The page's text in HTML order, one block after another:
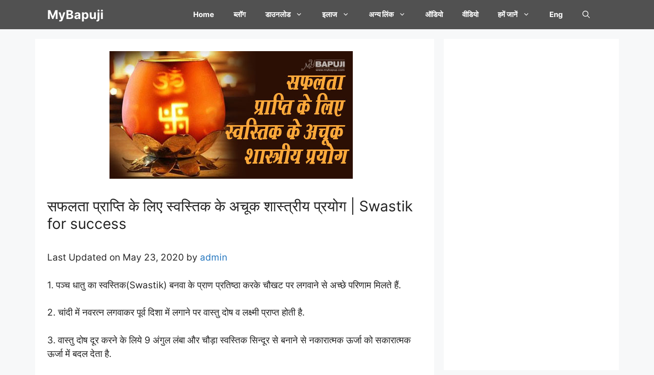
MyBapuji Home ब्लॉग डाउनलोड इलाज अन्य लिंक ऑडियो वीडियो हमें जानें Eng
सफलता प्राप्ति के लिए स्वस्तिक के अचूक शास्त्रीय प्रयोग | Swastik
for success
Last Updated on May 23, 2020 by admin
1. पञ्च धातु का स्वस्तिक(Swastik) बनवा के प्राण प्रतिष्ठा करके चौखट पर लगवाने से अच्छे परिणाम मिलते हैं.
2. चांदी में नवरत्न लगवाकर पूर्व दिशा में लगाने पर वास्तु दोष व लक्ष्मी प्राप्त होती है.
3. वास्तु दोष दूर करने के लिये 9 अंगुल लंबा और चौड़ा स्वस्तिक सिन्दूर से बनाने से नकारात्मक ऊर्जा को सकारात्मक
ऊर्जा में बदल देता है.